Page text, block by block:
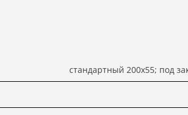
стандартный 200х55; под